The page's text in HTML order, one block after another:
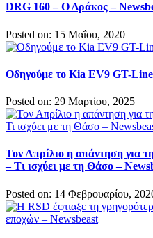
DRG 160 – Ο Δράκος –
Posted on: 15 Μαΐου, 2020
Οδηγούμε το Kia EV9 GT-
Posted on: 29 Μαρτίου, 2025
Τον Απρίλιο η απάντηση για
– Τι ισχύει με τη Θάσο –
Posted on: 14 Φεβρουαρίου,